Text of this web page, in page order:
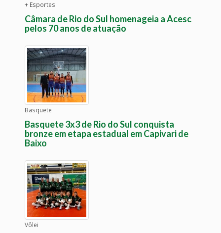
+ Esportes
Câmara de Rio do Sul homenageia a Acesc
pelos 70 anos de atuação
Basquete
Basquete 3x3 de Rio do Sul conquista
bronze em etapa estadual em Capivari de
Baixo
Vôlei